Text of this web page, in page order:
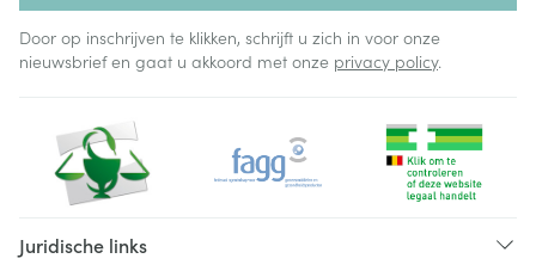
Door op inschrijven te klikken, schrijft u zich in voor onze
nieuwsbrief en gaat u akkoord met onze privacy policy.
Juridische links